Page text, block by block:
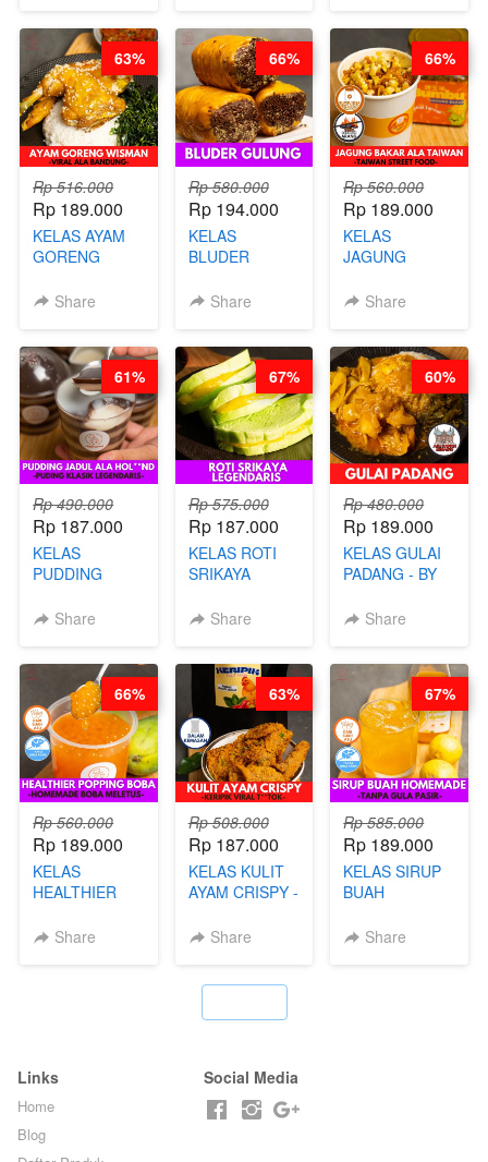
RENDAH
KALORI
GLUTEN FREE
BY CHEF DITA
CHEF
STEPHANIE
Rp 516.000
Rp 189.000
KELAS AYAM
GORENG
VIRAL ALA
STEPHANIE
Share
63%
Rp 580.000
Rp 194.000
KELAS
BLUDER
CHEF DITA
Share
66%
Rp 560.000
Rp 189.000
KELAS
JAGUNG
TAIWAN -
FOOD- BY
CHEF
STEPHANIE
Share
66%
Rp 490.000
Rp 187.000
KELAS
PUDDING
HOL**ND -
LEGENDARIS -
BY CHEF DITA
Share
61%
Rp 575.000
Rp 187.000
KELAS ROTI
SRIKAYA
BY CHEF DITA
Share
67%
Rp 480.000
Rp 189.000
KELAS GULAI
PADANG - BY
NADIA
Share
60%
Rp 560.000
Rp 189.000
KELAS
HEALTHIER
BOBA -
Share
66%
Rp 508.000
Rp 187.000
KELAS KULIT
AYAM CRISPY -
T**TOK - BY
Share
63%
Rp 585.000
Rp 189.000
KELAS SIRUP
BUAH
TANPA GULA
Share
67%
Links
Home
Blog
Social Media